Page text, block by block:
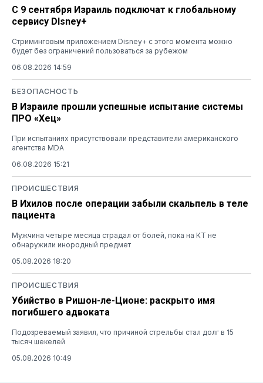
С 9 сентября Израиль подключат к глобальному
сервису DIsney+
Стриминговым приложением Disney+ с этого момента можно
будет без ограничений пользоваться за рубежом
06.08.2026 14:59
БЕЗОПАСНОСТЬ
В Израиле прошли успешные испытание системы
ПРО «Хец»
При испытаниях присутствовали представители американского
агентства MDA
06.08.2026 15:21
ПРОИСШЕСТВИЯ
В Ихилов после операции забыли скальпель в теле
пациента
Мужчина четыре месяца страдал от болей, пока на КТ не
обнаружили инородный предмет
05.08.2026 18:20
ПРОИСШЕСТВИЯ
Убийство в Ришон-ле-Ционе: раскрыто имя
погибшего адвоката
Подозреваемый заявил, что причиной стрельбы стал долг в 15
тысяч шекелей
05.08.2026 10:49